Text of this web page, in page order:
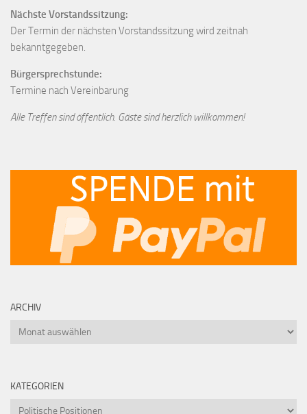
Nächste Vorstandssitzung:
Der Termin der nächsten Vorstandssitzung wird zeitnah
bekanntgegeben.
Bürgersprechstunde:
Termine nach Vereinbarung
Alle Treffen sind öffentlich. Gäste sind herzlich willkommen!
ARCHIV
Archiv
KATEGORIEN
Kategorien